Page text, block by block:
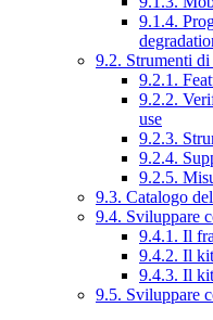
9.1.4.
9.2. Strumenti
9.2.1.
9.2.2.
use
9.2.3.
9.2.4.
9.2.5.
9.3. Catalogo
9.4. Sviluppare
9.4.1. Il
9.4.2. Il
9.4.3. Il
9.5. Sviluppare